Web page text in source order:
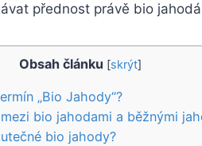
přednost právě bio⁤
Obsah článku [skrýt]
„Bio⁤ Jahody“?
bio jahodami ‌a běžnými
bio jahody?